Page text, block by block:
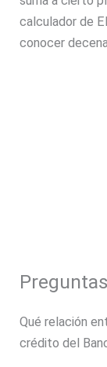
calculador de
conocer
Qué relación
crédito del